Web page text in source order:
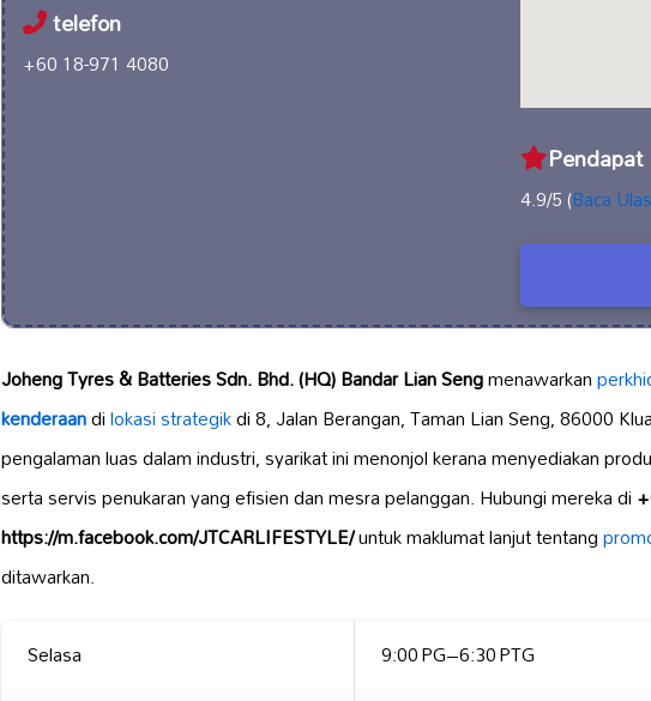
telefon
+60 18-971 4080
Pendapat
4.9/5 (Baca
Joheng Tyres & Batteries Sdn. Bhd. (HQ) Bandar Lian Sengmenawarkan
kenderaandilokasi strategikdi 8, Jalan Berangan, Taman Lian Seng, 86000
pengalaman luas dalam industri, syarikat ini menonjol kerana menyediakan
serta servis penukaran yang efisien dan mesra pelanggan. Hubungi mereka di
https://m.facebook.com/JTCARLIFESTYLE/untuk maklumat lanjut tentang
ditawarkan.
Selasa
9:00 PG–6:30 PTG